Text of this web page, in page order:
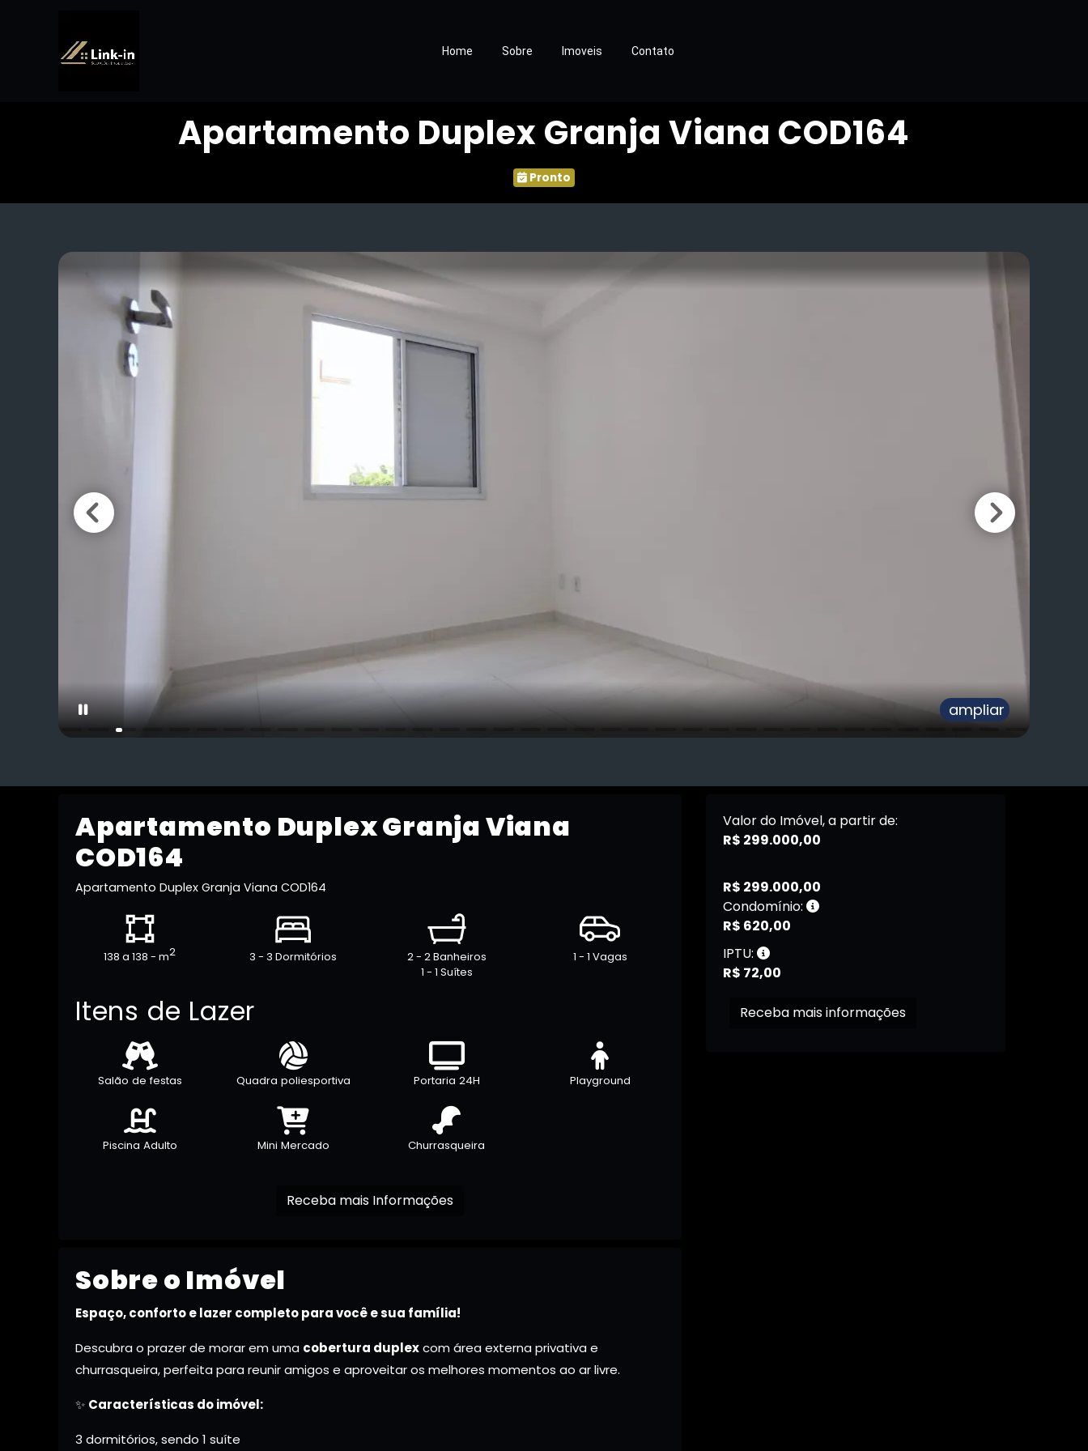
Home Sobre Imoveis Contato
Apartamento Duplex Granja Viana COD164
Pronto
ampliar
Apartamento Duplex Granja Viana
COD164
Apartamento Duplex Granja Viana COD164
138 a 138 - m2 3 - 3 Dormitórios
2 - 2 Banheiros
1 - 1 Suítes
1 - 1 Vagas
Itens de Lazer
Salão de festas Quadra poliesportiva Portaria 24H Playground
Piscina Adulto Mini Mercado Churrasqueira
Receba mais Informações
Sobre o Imóvel
Espaço, conforto e lazer completo para você e sua família!
Descubra o prazer de morar em uma cobertura duplexcom área externa privativa e
churrasqueira, perfeita para reunir amigos e aproveitar os melhores momentos ao ar livre.
✨ Características do imóvel:
3 dormitórios, sendo 1 suíte
Valor do Imóvel, a partir de:
R$ 299.000,00
R$ 299.000,00
Condomínio:
R$ 620,00
IPTU:
R$ 72,00
Receba mais informações